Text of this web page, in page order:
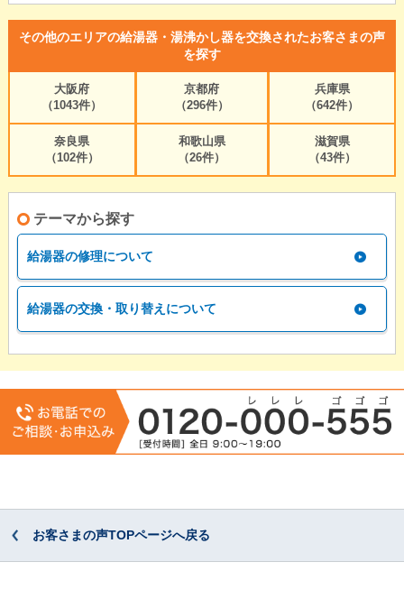
その他のエリアの給湯器・湯沸かし器を交換されたお客さまの声
を探す
大阪府
（1043件）
京都府
（296件）
兵庫県
（642件）
奈良県
（102件）
和歌山県
（26件）
滋賀県
（43件）
テーマから探す
給湯器の修理について
給湯器の交換・取り替えについて
お客さまの声TOPページへ戻る